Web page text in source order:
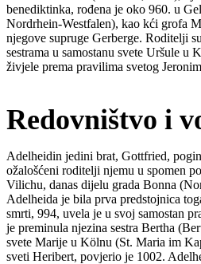
benediktinka, rođena je oko 960. u
Nordrhein-Westfalen), kao kći grofa
njegove supruge Gerberge. Roditelji
sestrama u samostanu svete Uršule u
živjele prema pravilima svetog
Redovništvo i
Adelheidin jedini brat, Gottfried,
ožalošćeni roditelji njemu u spomen
Vilichu, danas dijelu grada Bonna
Adelheida je bila prva predstojnica
smrti, 994, uvela je u svoj samostan
je preminula njezina sestra Bertha
svete Marije u Kölnu (St. Maria im
sveti Heribert, povjerio je 1002.